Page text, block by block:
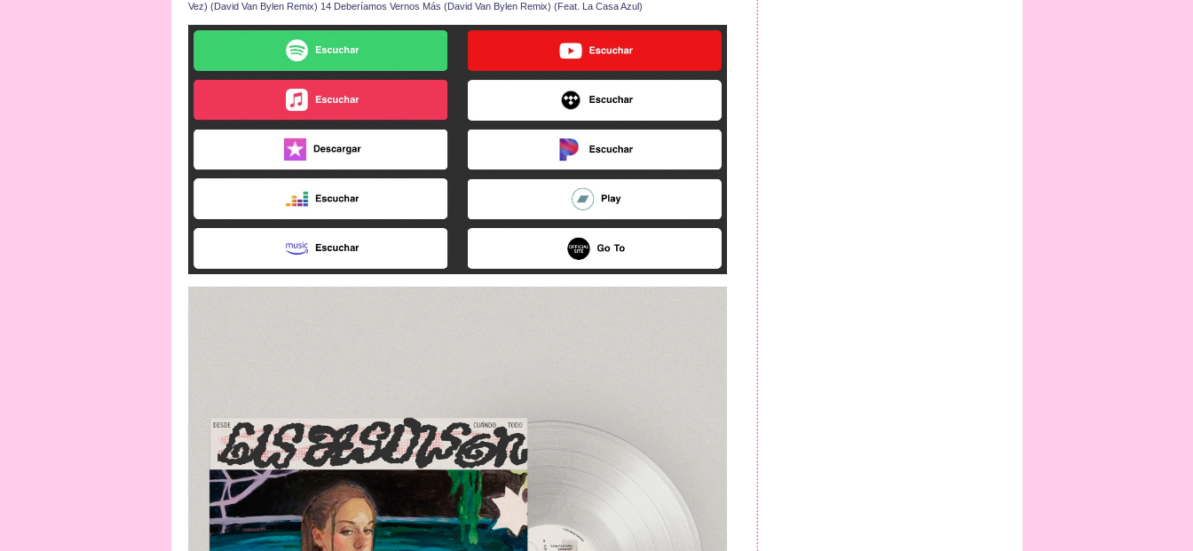
Vez) (David Van Bylen Remix) 14 Deberíamos Vernos Más (David Van Bylen Remix) (Feat. La Casa Azul)